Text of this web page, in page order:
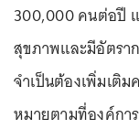
300,000 คนต่อปี
สุขภาพและมีอัตรา
จำเป็นต้องเพิ่มเติม
หมายตามที่องค์กา